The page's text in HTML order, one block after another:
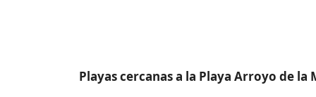
Playas cercanas a la Playa Arroyo de la